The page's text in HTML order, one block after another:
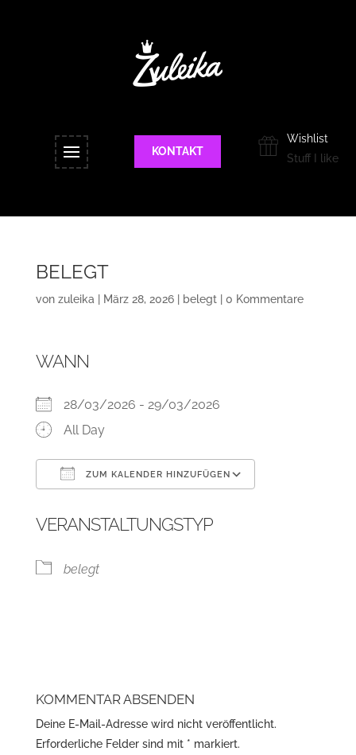
KONTAKT
Wishlist
Stuff I like
BELEGT
von zuleika März 28, 2026| belegt| 0 Kommentare
WANN
28/03/2026 - 29/03/2026
All Day
ZUM KALENDER HINZUFÜGEN
VERANSTALTUNGSTYP
belegt
KOMMENTAR ABSENDEN
Deine E-Mail-Adresse wird nicht veröffentlicht.
Erforderliche Felder sind mit * markiert.